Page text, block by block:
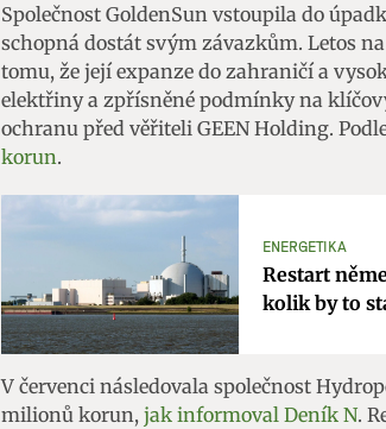
Společnost GoldenSun vstoupila do
schopná dostát svým závazkům. Letos
tomu, že její expanze do zahraničí a
elektřiny a zpřísněné podmínky na
ochranu před věřiteli GEEN Holding.
korun.
ENERGETIKA
Restart
kolik by to
V červenci následovala společnost
milionů korun, jak informoval Deník N.